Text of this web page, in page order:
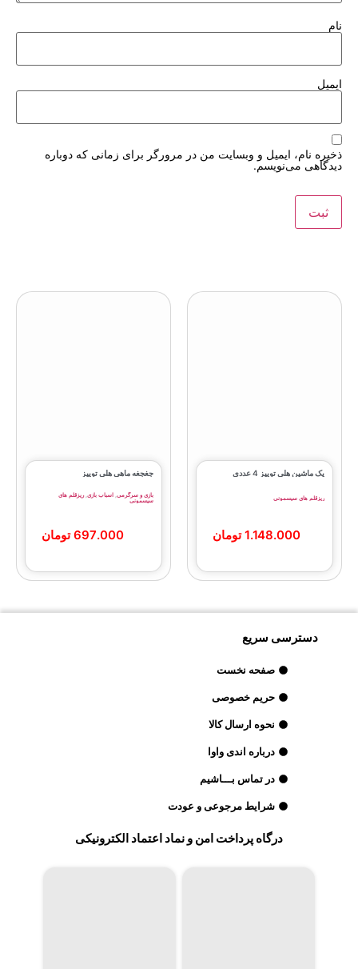
نام
ایمیل
ذخیره نام، ایمیل و وبسایت من در مرورگر برای زمانی که دوباره
دیدگاهی می‌نویسم.
پک ماشین هلی توییز 4 عددی
ریزقلم های سیسمونی
1.148.000 تومان
جغجغه ماهی هلی‌ توییز
بازی و سرگرمی, اسباب بازی,ریزقلم های
سیسمونی
697.000 تومان
دسترسی سریع
صفحه نخست
حریم خصوصی
نحوه ارسال کالا
درباره اندی واوا
در تماس بـــاشیم
شرایط مرجوعی و عودت
درگاه پرداخت امن و نماد اعتماد الکترونیکی